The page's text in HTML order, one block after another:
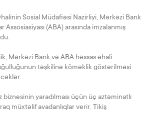
Sosial Müdafiəsi Nazirliyi, Mərkəzi Bank
(ABA) arasında imzalanmış
Mərkəzi Bank və ABA həssas əhali
təşkilinə köməklik göstərilməsi
biznesinin yaradılması üçün üç aztəminatlı
müxtəlif avadanlıqlar verir. Tikiş